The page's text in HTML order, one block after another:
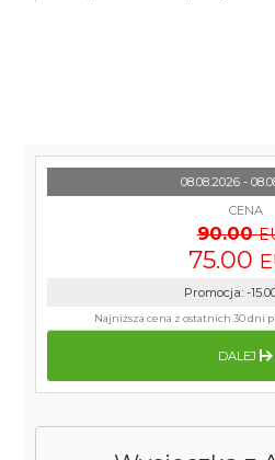
08.08.2026 -
CENA
90.00
75.00
Promocja: -
Najniższa cena z ostatnich 30 dni
DALEJ